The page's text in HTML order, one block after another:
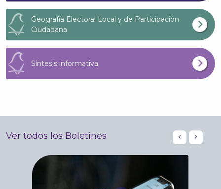
Geografía Electoral Local y de Participación
Ciudadana
Síntesis informativa
Ver todos los Boletines